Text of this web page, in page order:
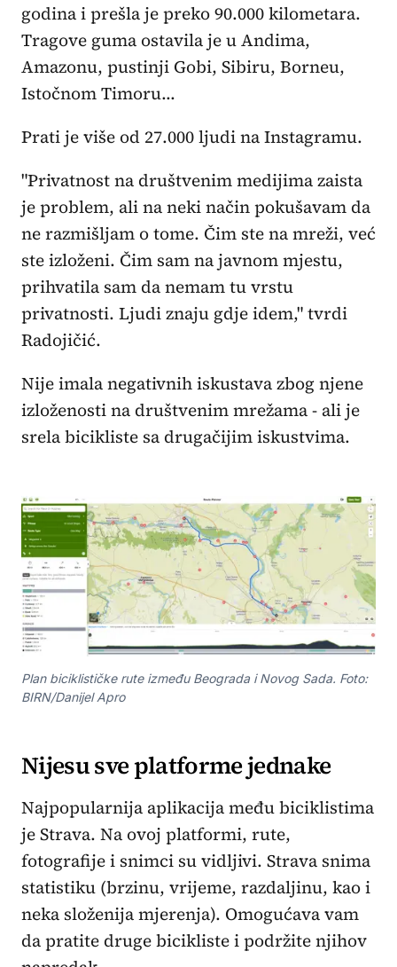
godina i prešla je preko 90.000 kilometara.
Tragove guma ostavila je u Andima,
Amazonu, pustinji Gobi, Sibiru, Borneu,
Istočnom Timoru...
Prati je više od 27.000 ljudi na Instagramu.
"Privatnost na društvenim medijima zaista
je problem, ali na neki način pokušavam da
ne razmišljam o tome. Čim ste na mreži, već
ste izloženi. Čim sam na javnom mjestu,
prihvatila sam da nemam tu vrstu
privatnosti. Ljudi znaju gdje idem," tvrdi
Radojičić.
Nije imala negativnih iskustava zbog njene
izloženosti na društvenim mrežama - ali je
srela bicikliste sa drugačijim iskustvima.
Plan biciklističke rute između Beograda i Novog Sada. Foto:
BIRN/Danijel Apro
Nijesu sve platforme jednake
Najpopularnija aplikacija među biciklistima
je Strava. Na ovoj platformi, rute,
fotografije i snimci su vidljivi. Strava snima
statistiku (brzinu, vrijeme, razdaljinu, kao i
neka složenija mjerenja). Omogućava vam
da pratite druge bicikliste i podržite njihov